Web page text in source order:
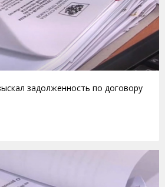
задолженность по договору